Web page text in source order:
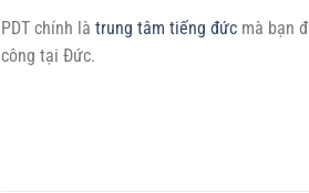
PDT chính là trung tâm tiếng đức mà bạn
công tại Đức.